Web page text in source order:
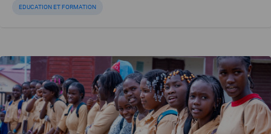
EDUCATION ET FORMATION